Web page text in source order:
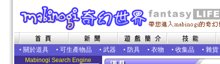
• 關於道具 • 可生產物品 • 武器 • 防具 • 衣物 • 收集品 • 雜貨
Mabinogi Search Engine